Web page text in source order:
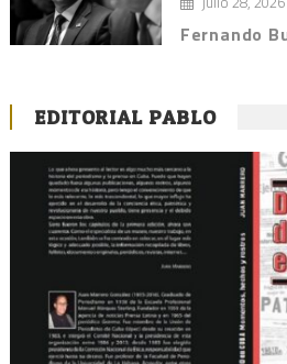
Fernando
EDITORIAL PABLO